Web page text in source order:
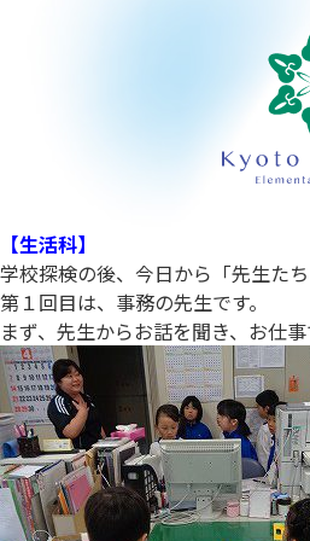
【生活科】
学校探検の後、今日から「先生た
第１回目は、事務の先生です。
まず、先生からお話を聞き、お仕